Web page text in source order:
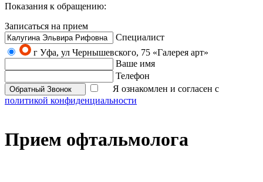
Показания к обращению:
Записаться на прием
Специалист
г Уфа, ул Чернышевского, 75 «Галерея арт»
Ваше имя
Телефон
Обратный Звонок
Я ознакомлен и согласен с
политикой конфиденциальности
Прием офтальмолога